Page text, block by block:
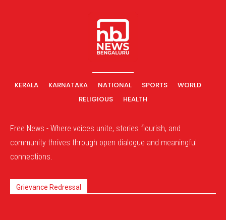
KERALA KARNATAKA NATIONAL SPORTS
WORLD
RELIGIOUS
HEALTH
Free News - Where voices unite, stories flourish, and
community thrives through open dialogue and meaningful
connections.
Grievance Redressal